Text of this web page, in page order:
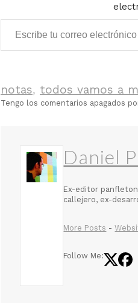
Escribe tu correo electrónico…
notas, todos vamos a
Tengo los comentarios apagados
Daniel
Ex-editor
callejero, ex-
More Posts -
Follow Me: